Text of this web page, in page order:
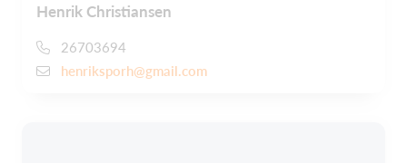
Henrik Christiansen
26703694
henriksporh@gmail.com